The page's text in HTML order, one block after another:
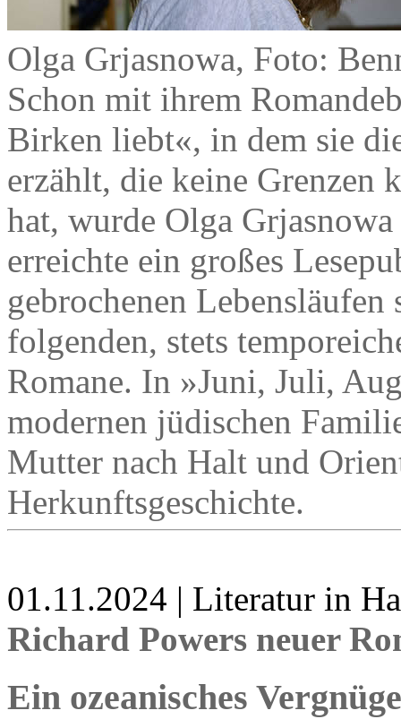
Olga Grjasnowa, Foto:
Schon mit ihrem
Birken liebt«, in dem sie
erzählt, die keine Grenzen
hat, wurde Olga
erreichte ein großes
gebrochenen
folgenden, stets
Romane. In »Juni, Juli,
modernen jüdischen
Mutter nach Halt und
Herkunftsgeschichte.
01.11.2024 | Literatur in
Richard Powers neuer
Ein ozeanisches